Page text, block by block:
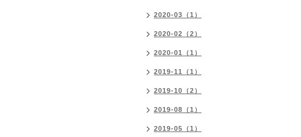
2020-03（1）
2020-02（2）
2020-01（1）
2019-11（1）
2019-10（2）
2019-08（1）
2019-05（1）